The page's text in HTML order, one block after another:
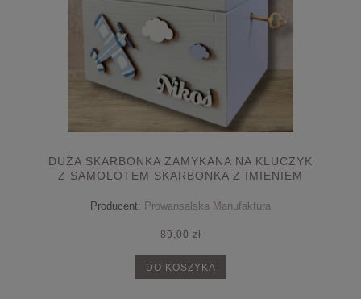
DUŻA SKARBONKA ZAMYKANA NA KLUCZYK
Z SAMOLOTEM SKARBONKA Z IMIENIEM
Producent: Prowansalska Manufaktura
89,00 zł
DO KOSZYKA